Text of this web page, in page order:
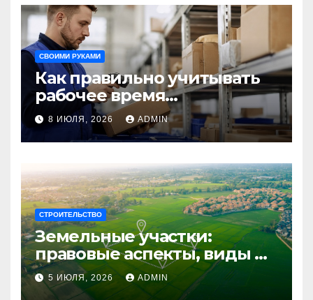
СВОИМИ РУКАМИ
Как правильно учитывать
рабочее время
сотрудников: советы для
бизнеса
8 ИЮЛЯ, 2026 ADMIN
СТРОИТЕЛЬСТВО
Земельные участки:
правовые аспекты, виды и
возможности
использования
5 ИЮЛЯ, 2026 ADMIN